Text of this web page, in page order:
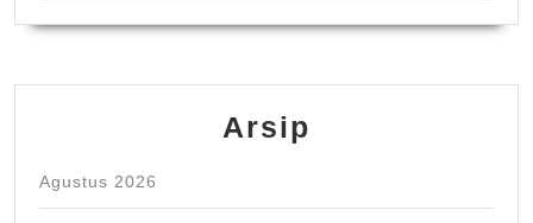
Arsip
Agustus 2026